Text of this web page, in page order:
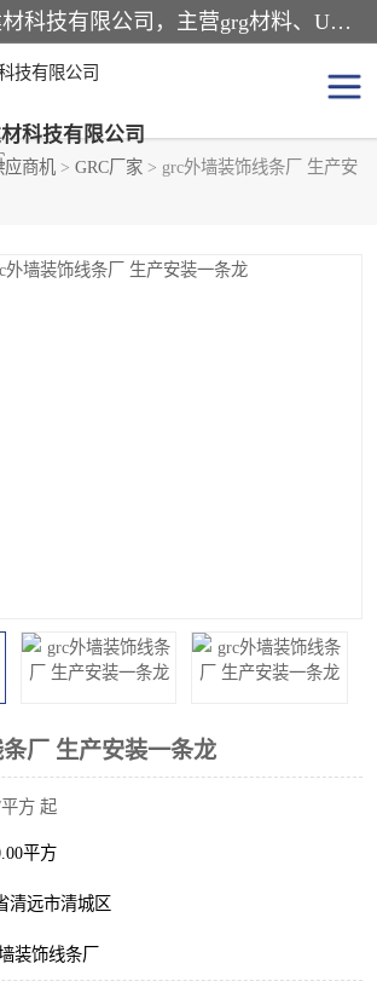
广东饰纪上品建材科技有限公司，主营grg材料、UHPC板、grc构件、uhpc幕墙板、grg厂家、grc厂家、uhpc厂家、GRG吊顶、grg石膏板、grg构件、外墙grc线条、grg造型、grg材料定制，uhpc高性能混凝土，uhpc构件，uhpc镂空挂板，grg材料生产厂家，广东grg厂家，广东grc厂家，联系方式*，2万平厂房，如果您对我公司的产品服务感兴趣，请联系我们。
科技有限公司
应商机 > GRC厂家 > grc外墙装饰线条厂 生产安
厂 生产安装一条龙
方 起
平方
清远市清城区
装饰线条厂
发泡陶瓷装饰构件